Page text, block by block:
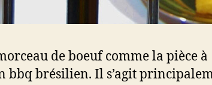
de boeuf comme la pièce à
bbq brésilien. Il s’agit